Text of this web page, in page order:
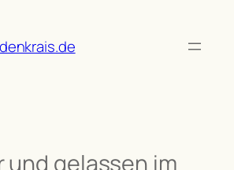
und gelassen im